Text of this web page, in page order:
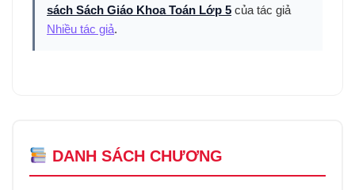
sách Sách Giáo Khoa Toán Lớp 5 của tác giả
Nhiều tác giả.
DANH SÁCH CHƯƠNG